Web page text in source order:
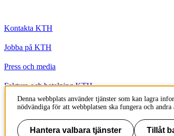
Kontakta KTH
Jobba på KTH
Press och media
Faktura och betalning KTH
Om KTH:s webbplatser
Tillgänglighetsredogörelse
Denna webbplats använder tjänster som kan lagra
nödvändiga för att webbplatsen ska fungera och andra
Hantera valbara tjänster Tillåt